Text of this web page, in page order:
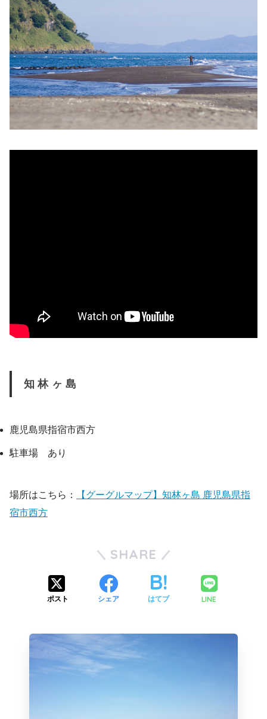
知林ヶ島
鹿児島県指宿市西方
駐車場 あり
場所はこちら：
【グーグルマップ】知林ヶ島 鹿児島県指
宿市西方
SHARE
ポスト シェア はてブ LINE